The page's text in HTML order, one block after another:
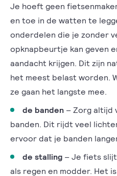
Je hoeft geen
en toe in de watten te
onderdelen die je zonder
opknapbeurtje kan geven
aandacht krijgen. Dit zijn
het meest belast worden.
ze gaan het langste mee.
de banden – Zorg altijd
banden. Dit rijdt veel
ervoor dat je banden
de stalling – Je fiets
als regen en modder. Het